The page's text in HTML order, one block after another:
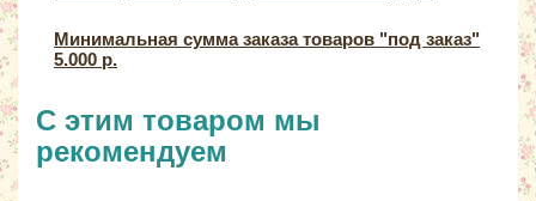
Минимальная сумма заказа товаров "под заказ"
5.000 р.
С этим товаром мы
рекомендуем